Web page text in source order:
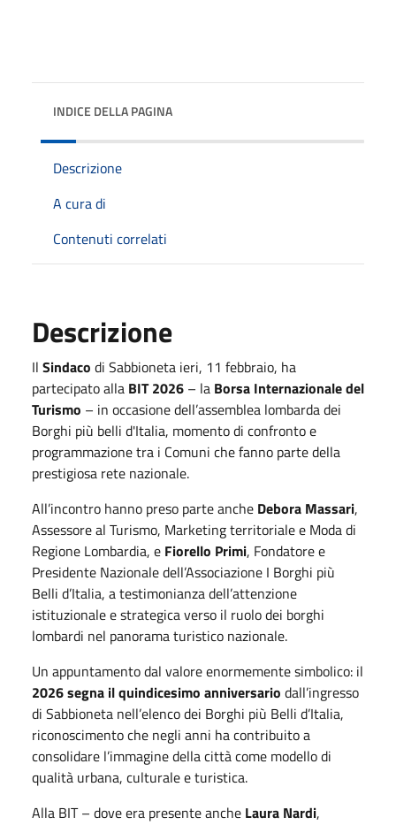
INDICE DELLA PAGINA
Descrizione
A cura di
Contenuti correlati
Descrizione
Il Sindaco di Sabbioneta ieri, 11 febbraio, ha
partecipato alla BIT 2026 – la Borsa Internazionale del
Turismo – in occasione dell’assemblea lombarda dei
Borghi più belli d'Italia, momento di confronto e
programmazione tra i Comuni che fanno parte della
prestigiosa rete nazionale.
All’incontro hanno preso parte anche Debora Massari,
Assessore al Turismo, Marketing territoriale e Moda di
Regione Lombardia, e Fiorello Primi, Fondatore e
Presidente Nazionale dell’Associazione I Borghi più
Belli d’Italia, a testimonianza dell’attenzione
istituzionale e strategica verso il ruolo dei borghi
lombardi nel panorama turistico nazionale.
Un appuntamento dal valore enormemente simbolico: il
2026 segna il quindicesimo anniversario dall’ingresso
di Sabbioneta nell’elenco dei Borghi più Belli d’Italia,
riconoscimento che negli anni ha contribuito a
consolidare l’immagine della città come modello di
qualità urbana, culturale e turistica.
Alla BIT – dove era presente anche Laura Nardi,